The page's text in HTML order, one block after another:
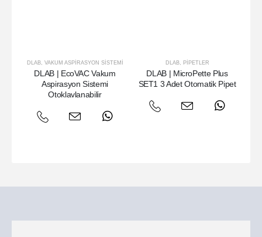
DLAB, VAKUM ASPIRASYON SISTEMI
DLAB | EcoVAC Vakum
Aspirasyon Sistemi
Otoklavlanabilir
DLAB, PIPETLER
DLAB | MicroPette Plus
SET1 3 Adet Otomatik Pipet